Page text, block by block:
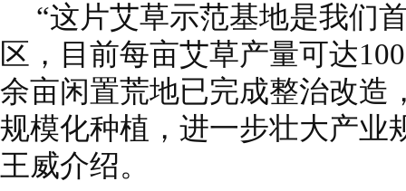
“这片艾草示范基地是我们
区，目前每亩艾草产量可达
余亩闲置荒地已完成整治改造
规模化种植，进一步壮大产业
王威介绍。